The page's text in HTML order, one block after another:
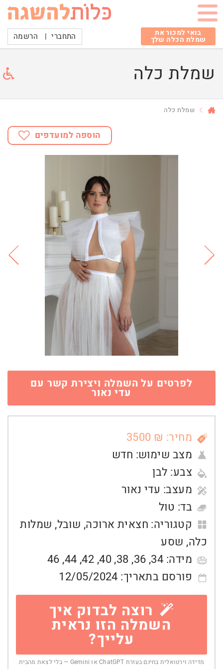
בואי למכור את
שמלת הכלה שלך התחברי | הרשמה
שמלת כלה
שמלת כלה
הוספה למועדפים
לפרטים על השמלה ויצירת קשר עם
עדי נאור
מחיר: ₪ 3500
מצב שימוש: חדש
צבע: לבן
מעצב: עדי נאור
בד: טול
קטגוריה: חצאית ארוכה, שובל, שמלות
כלה, שסע
מידה: 34
,
36
,
38
,
40
,
42
,
44
,
46
פורסם בתאריך: 12/05/2024
רוצה לבדוק איך
השמלה הזו נראית
עלייך?
מדידה וירטואלית בחינם בעזרת ChatGPT או Gemini — בלי לצאת מהבית